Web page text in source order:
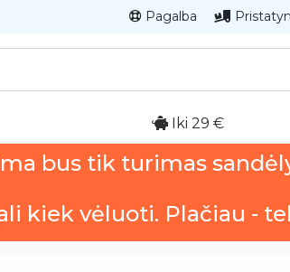
Pagalba
Iki 29 €
bus tik turimas
kiek vėluoti. Plačiau -